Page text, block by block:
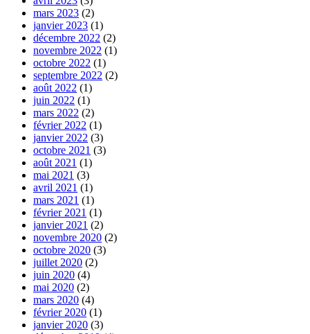
mars 2023 (2)
janvier 2023 (1)
décembre 2022 (2)
novembre 2022 (1)
octobre 2022 (1)
septembre 2022 (2)
août 2022 (1)
juin 2022 (1)
mars 2022 (2)
février 2022 (1)
janvier 2022 (3)
octobre 2021 (3)
août 2021 (1)
mai 2021 (3)
avril 2021 (1)
mars 2021 (1)
février 2021 (1)
janvier 2021 (2)
novembre 2020 (2)
octobre 2020 (3)
juillet 2020 (2)
juin 2020 (4)
mai 2020 (2)
mars 2020 (4)
février 2020 (1)
janvier 2020 (3)